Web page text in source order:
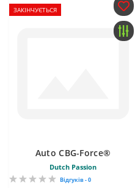
ЗАКІНЧУЄТЬСЯ
Auto CBG-Force®
Dutch Passion
Відгуків - 0